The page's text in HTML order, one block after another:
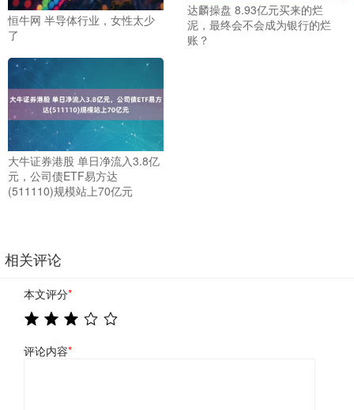
恒牛网 半导体行业，女性太少
了
达麟操盘 8.93亿元买来的烂
泥，最终会不会成为银行的烂
账？
大牛证券港股 单日净流入3.8亿
元，公司债ETF易方达
(511110)规模站上70亿元
相关评论
本文评分*
评论内容*